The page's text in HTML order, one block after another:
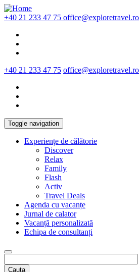
Skip to main content
+40 21 233 47 75 office@exploretravel.ro
+40 21 233 47 75 office@exploretravel.ro
Toggle navigation
Experiențe de călătorie
Discover
Relax
Family
Flash
Activ
Travel Deals
Agenda cu vacanțe
Jurnal de calator
Vacanță personalizată
Echipa de consultanți
Cauta